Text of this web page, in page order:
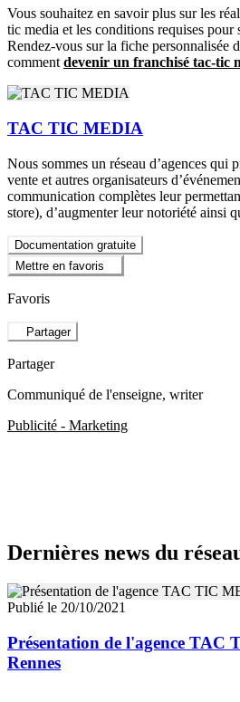
Vous souhaitez en savoir plus sur les
tic media et les conditions requises pour
Rendez-vous sur la fiche personnalisée
comment devenir un franchisé tac-tic
TAC TIC MEDIA
Nous sommes un réseau d’agences qui
vente et autres organisateurs
communication complètes leur
store), d’augmenter leur notoriété ainsi
Documentation gratuite
Mettre en favoris
Favoris
Partager
Partager
Communiqué de l'enseigne, writer
Publicité - Marketing
Dernières news du
Publié le 20/10/2021
Présentation de l'agence TAC
Rennes